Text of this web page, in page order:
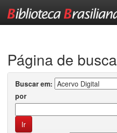
Página de busca
Buscar em:
por